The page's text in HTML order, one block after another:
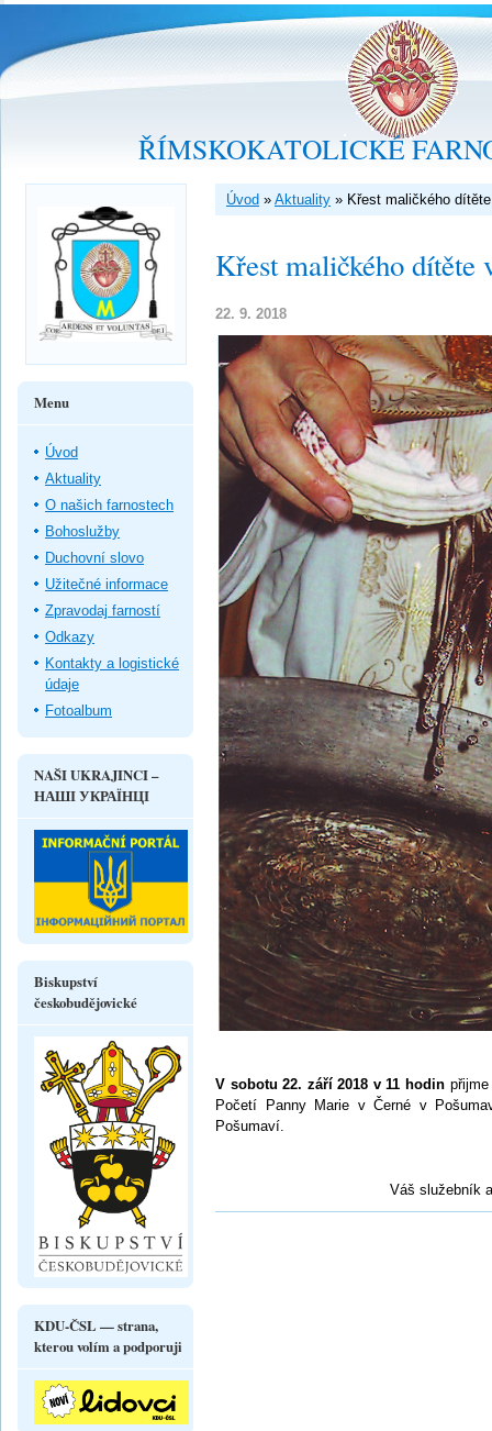
ŘÍMSKOKATOLICKÉ
Úvod » Aktuality » Křest maličkého
Křest maličkého dítěte
22. 9. 2018
V sobotu 22. září 2018 v 11 hodin
Početí Panny Marie v Černé v
Pošumaví.
Váš služebník
Menu
Úvod
Aktuality
O našich farnostech
Bohoslužby
Duchovní slovo
Užitečné informace
Zpravodaj farností
Odkazy
Kontakty a logistické
údaje
Fotoalbum
NAŠI UKRAJINCI –
НАШІ УКРАЇНЦІ
Biskupství
českobudějovické
KDU-ČSL — strana,
kterou volím a podporuji